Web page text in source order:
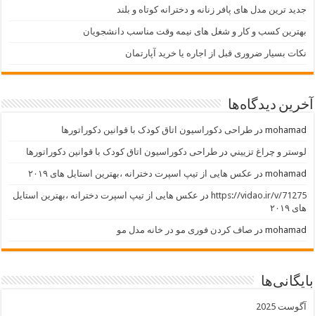
جدید ترین مدل های پافر زنانه و دخترانه کوتاه و بلند
بهترین کسب و کار و شغل های نیمه وقت مناسب دانشجویان
نکات بسیار ضروری قبل از اجاره یا خرید آپارتمان
آخرین دیدگاه‌ها
mohamad درطراحی دکوراسیون اتاق کودک با قوانین دکوراتورها
لوستر و چراغ تزييني درطراحی دکوراسیون اتاق کودک با قوانین دکوراتورها
mohamad در عکس هایی از تیپ اسپرت دخترانه ،بهترین استایل های ۲۰۱۹
https://vidao.ir/v/71275 در عکس هایی از تیپ اسپرت دخترانه ،بهترین استایل
های ۲۰۱۹
mohamad در صاف کردن فوری مو در خانه مدل مو
بایگانی‌ها
آگوست 2025